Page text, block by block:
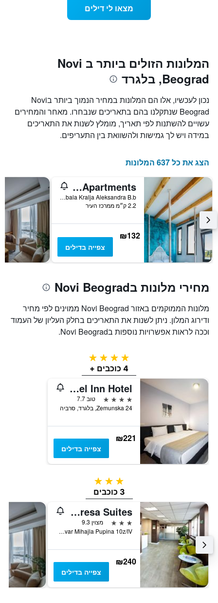
המחיר
הממוצע
של
חדר
במהלך
סוף
השבוע
זה
שנמצא
האחרונים
X
המציגים
את
מספר
הימים
שנותרו
עד
למועד
השהות
כולל
ציר
המציג
את
מחיר
הממוצע
של
חדר
מצאו לי דילים
המלונות הזולים ביותר ב Novi
Beograd, בלגרד
נכון לעכשיו, אלו הם המלונות במחיר הנמוך ביותר בNovi
Beograd שנתקלנו בהם בתאריכים שנבחרו. מאחר והמחירים
עשויים להשתנות לפי תאריך, מומלץ לשנות את התאריכים
במידה ויש לך גמישות ולהשוואת בין התעריפים.
הצג את כל 637 המלונות
ArkaBarka Floating Hostel and Apartments
Obala Kralja Aleksandra B.b, בלגרד, סרביה
2.2 ק״מ ממרכז העיר
₪132
צפייה בדילים
מחירי מלונות בNovi Beograd
מלונות הממוקמים באזור Novi Beograd ממוינים לפי מחיר
ודירוג המלון. ניתן לשנות את התאריכים בחלק העליון של העמוד
וככה לראות אפשרויות נוספות בNovi Beograd.
4 כוכבים
4 כוכבים +
Nobel Inn Hotel
4 כוכבים
טוב 7.7
Zemunska 24, בלגרד, סרביה
₪221
צפייה בדילים
3 כוכבים
3 כוכבים
Adresa Suites
3 כוכבים
מצוין 9.3
Bulevar Mihajla Pupina 10z/IV, בלגרד, סרביה
₪240
צפייה בדילים